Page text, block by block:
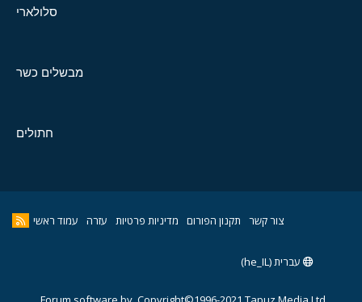
סלולארי
מבשלים כשר
חתולים
צור קשר תקנון הפורום מדיניות פרטיות עזרה עמוד ראשי
עברית (he_IL)